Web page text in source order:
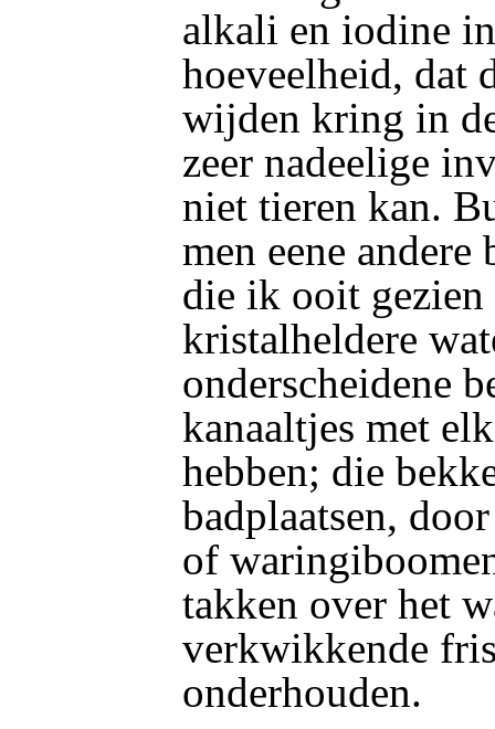
alkali en iodine
hoeveelheid, dat
wijden kring in
zeer nadeelige
niet tieren kan.
men eene andere
die ik ooit gezien
kristalheldere
onderscheidene
kanaaltjes met
hebben; die
badplaatsen,
of
takken over het
verkwikkende
onderhouden.